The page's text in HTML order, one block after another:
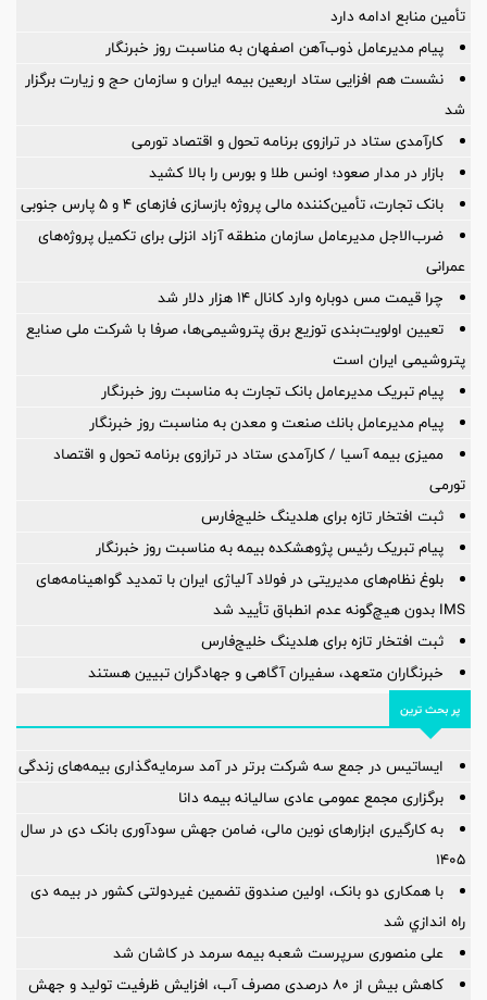
تأمین منابع ادامه دارد
پیام مدیرعامل ذوب‌آهن اصفهان به مناسبت روز خبرنگار
نشست هم افزایی ستاد اربعین بیمه ایران و سازمان حج و زیارت برگزار
شد
کارآمدی ستاد در ترازوی برنامه تحول و اقتصاد تورمی
بازار در مدار صعود؛ اونس طلا و بورس را بالا کشید
بانک تجارت، تأمین‌کننده مالی پروژه بازسازی فازهای ۴ و ۵ پارس جنوبی
ضرب‌الاجل مدیرعامل سازمان منطقه آزاد انزلی برای تكمیل پروژه‌های
عمرانی
چرا قیمت مس دوباره وارد کانال ۱۴ هزار دلار شد
تعیین اولویت‌بندی توزیع برق پتروشیمی‌ها، صرفا با شرکت ملی صنایع
پتروشیمی ایران است
پیام تبریک مدیرعامل بانک تجارت به مناسبت روز خبرنگار
پیام مدیرعامل بانك صنعت و معدن به مناسبت روز خبرنگار
ممیزی بیمه آسیا / کارآمدی ستاد در ترازوی برنامه تحول و اقتصاد
تورمی
ثبت افتخار تازه برای هلدینگ خلیج‌فارس
پیام تبریک رئیس پژوهشکده بیمه به مناسبت روز خبرنگار
بلوغ نظام‌های مدیریتی در فولاد آلیاژی ایران با تمدید گواهینامه‌های
IMS بدون هیچ‌گونه عدم انطباق تأیید شد
ثبت افتخار تازه برای هلدینگ خلیج‌فارس
خبرنگاران متعهد، سفیران آگاهی و جهادگران تبیین هستند
پر بحث ترین
ایساتیس در جمع سه شرکت برتر در آمد سرمایه‌گذاری بیمه‌های زندگی
برگزاری مجمع عمومی عادی سالیانه بیمه دانا
به کارگیری ابزارهای نوین مالی، ضامن جهش سودآوری بانک دی در سال
۱۴۰۵
با همکاری دو بانک، اولین صندوق تضمین غیردولتی کشور در بیمه دی
راه اندازي شد
علی منصوری سرپرست شعبه بیمه سرمد در کاشان شد
کاهش بیش از ۸۰ درصدی مصرف آب، افزایش ظرفیت تولید و جهش